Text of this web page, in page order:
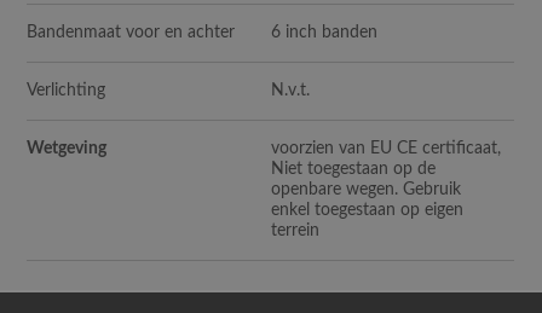
Bandenmaat voor en achter 6 inch banden
Verlichting N.v.t.
Wetgeving
voorzien van EU CE certificaat,
Niet toegestaan op de
openbare wegen. Gebruik
enkel toegestaan op eigen
terrein